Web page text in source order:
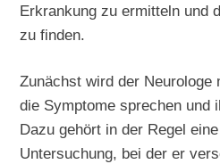
Erkrankung zu ermitteln und
zu finden.
Zunächst wird der Neurologe
die Symptome sprechen und
Dazu gehört in der Regel
Untersuchung, bei der er